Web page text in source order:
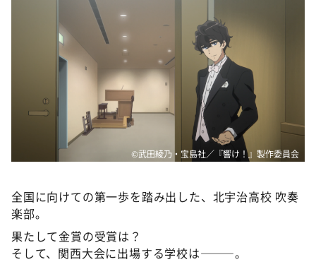
©武田綾乃・宝島社／『響け！』製作委員会
全国に向けての第一歩を踏み出した、北宇治高校 吹奏
楽部｡
果たして金賞の受賞は？
そして、関西大会に出場する学校は———。